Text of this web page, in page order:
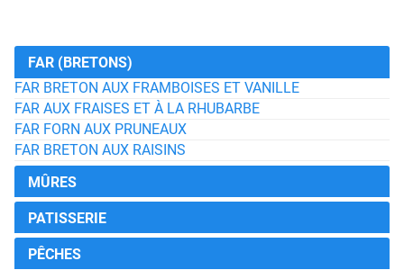
FAR (BRETONS)
FAR BRETON AUX FRAMBOISES ET VANILLE
FAR AUX FRAISES ET À LA RHUBARBE
FAR FORN AUX PRUNEAUX
FAR BRETON AUX RAISINS
MÛRES
PATISSERIE
PÊCHES